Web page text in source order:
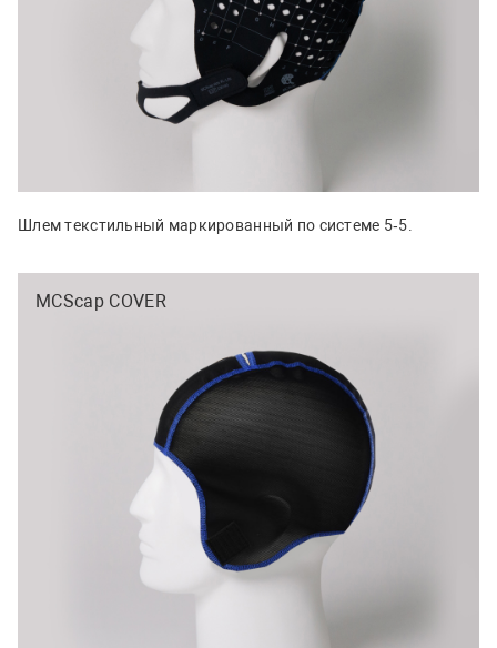
Шлем текстильный маркированный по системе 5‑5.
MCScap COVER